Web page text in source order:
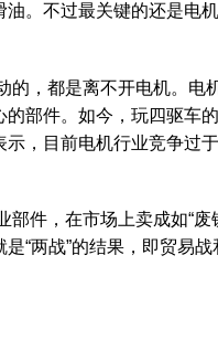
。不过最关键的还是电
都是离不开电机。电
部件。如今，玩四驱车
，目前电机行业竞争过
，在市场上卖成如“废
“两战”的结果，即贸易战